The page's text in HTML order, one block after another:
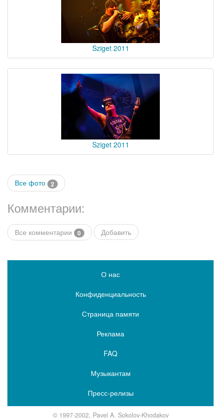
Sziget 2011
Sziget 2011
Все фото 2
Комментарии:
Все комментарии 0 Добавить
О нас
Конфиденциальность
Страница памяти
Реклама
FAQ
Музыкантам
Пресс-релизы
© 1997-2002, Pavel A. Sokolov-Khodakov